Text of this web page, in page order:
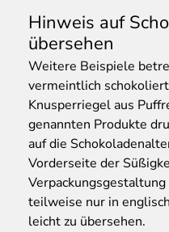
Hinweis auf
übersehen
Weitere Beispiele
vermeintlich
Knusperriegel aus
genannten Produkte
auf die
Vorderseite der
teilweise nur in
leicht zu übersehen.